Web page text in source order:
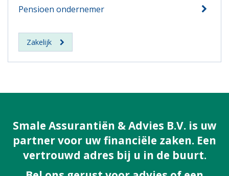
Pensioen ondernemer
Zakelijk
Smale Assurantiën & Advies B.V. is uw
partner voor uw financiële zaken. Een
vertrouwd adres bij u in de buurt.